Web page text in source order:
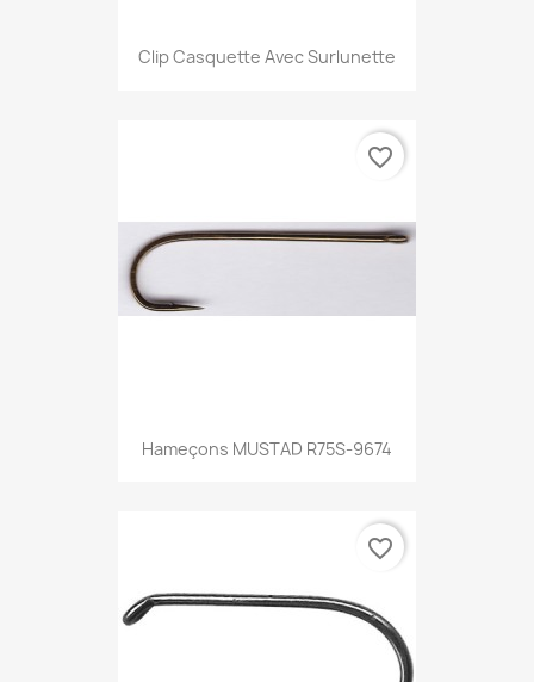
Clip Casquette Avec Surlunette
Hameçons MUSTAD R75S-9674
favorite_border
favorite_border